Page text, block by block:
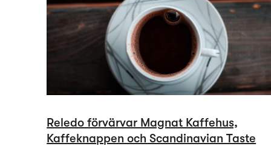
Reledo förvärvar Magnat Kaffehus,
Kaffeknappen och Scandinavian Taste